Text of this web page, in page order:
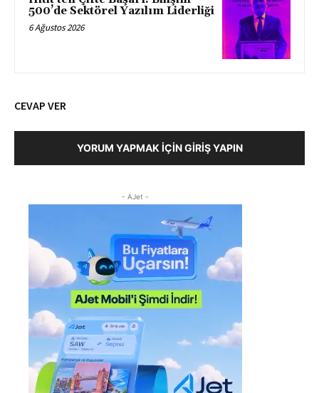
500’de Sektörel Yazılım Liderliği
6 Ağustos 2026
CEVAP VER
YORUM YAPMAK İÇIN GIRIŞ YAPIN
- AJet -